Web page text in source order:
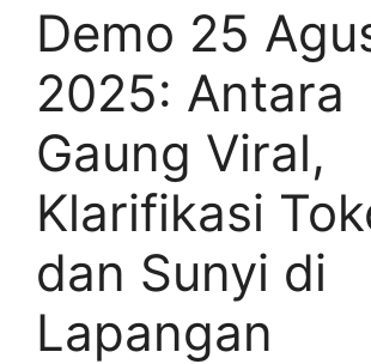
Demo 25
2025: Antara
Gaung Viral,
Klarifikasi
dan Sunyi di
Lapangan